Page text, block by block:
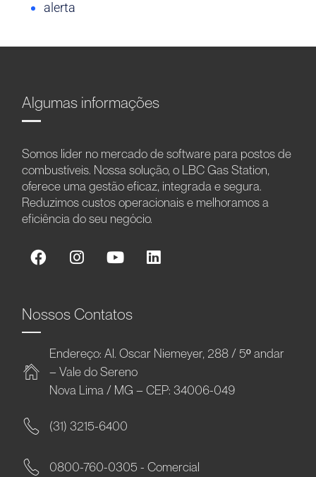
alerta
Algumas informações
Somos líder no mercado de software para postos de
combustíveis. Nossa solução, o LBC Gas Station,
oferece uma gestão eficaz, integrada e segura.
Reduzimos custos operacionais e melhoramos a
eficiência do seu negócio.
Nossos Contatos
Endereço: Al. Oscar Niemeyer, 288 / 5º andar
– Vale do Sereno
Nova Lima / MG – CEP: 34006-049
(31) 3215-6400
0800-760-0305 - Comercial